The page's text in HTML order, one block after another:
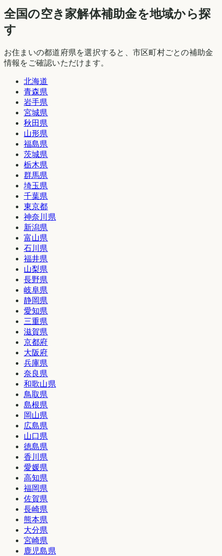
全国の空き家解体補助金を地域から探
す
お住まいの都道府県を選択すると、市区町村ごとの補助金
情報をご確認いただけます。
北海道
青森県
岩手県
宮城県
秋田県
山形県
福島県
茨城県
栃木県
群馬県
埼玉県
千葉県
東京都
神奈川県
新潟県
富山県
石川県
福井県
山梨県
長野県
岐阜県
静岡県
愛知県
三重県
滋賀県
京都府
大阪府
兵庫県
奈良県
和歌山県
鳥取県
島根県
岡山県
広島県
山口県
徳島県
香川県
愛媛県
高知県
福岡県
佐賀県
長崎県
熊本県
大分県
宮崎県
鹿児島県